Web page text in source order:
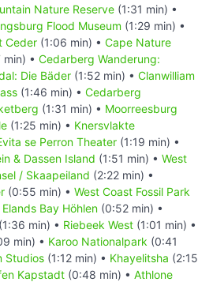
Nature Reserve (1:31 min) •
Flood Museum (1:29 min) •
Ceder (1:06 min) • Cape Nature
min) • Cedarberg Wanderung:
Die Bäder (1:52 min) • Clanwilliam
(1:46 min) • Cedarberg
(1:31 min) • Moorreesburg
(1:25 min) • Knersvlakte
se Perron Theater (1:19 min) •
& Dassen Island (1:51 min) • West
/ Skaapeiland (2:22 min) •
(0:55 min) • West Coast Fossil Park
Elands Bay Höhlen (0:52 min) •
(1:36 min) • Riebeek West (1:01 min) •
min) • Karoo Nationalpark (0:41
Studios (1:12 min) • Khayelitsha (2:15
Kapstadt (0:48 min) • Athlone